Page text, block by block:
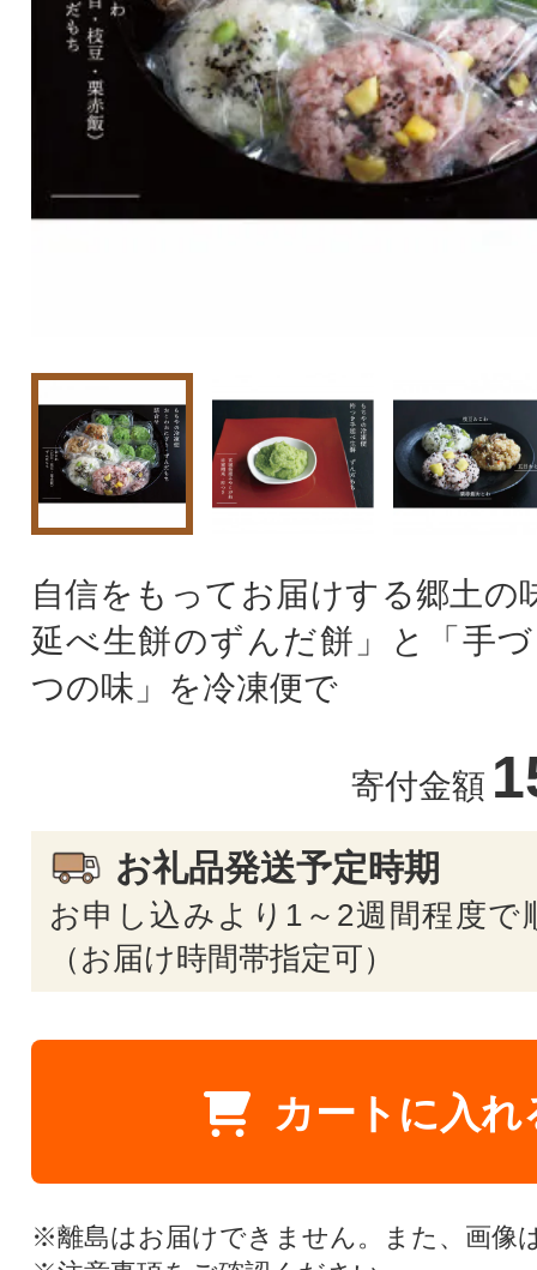
自信をもってお届けする郷土の
延べ生餅のずんだ餅」と「手
つの味」を冷凍便で
寄付金額
お礼品発送予定時期
お申し込みより1～2週間程度で
（お届け時間帯指定可）
カートに入れ
※離島はお届けできません。また、画像